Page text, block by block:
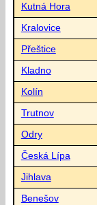
Kutná Hora
Kralovice
Přeštice
Kladno
Kolín
Trutnov
Odry
Česká Lípa
Jihlava
Benešov